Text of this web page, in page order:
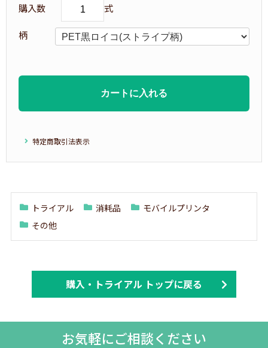
購入数 式
柄
特定商取引法表示
トライアル 消耗品
モバイルプリンタ
その他
購入・トライアル トップに戻る
お気軽にご相談ください